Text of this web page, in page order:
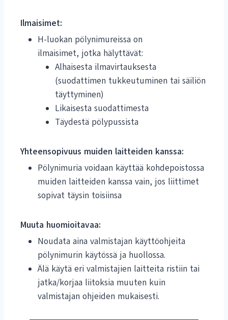
Ilmaisimet:
H-luokan pölynimureissa on
ilmaisimet, jotka hälyttävät:
Alhaisesta ilmavirtauksesta
(suodattimen tukkeutuminen tai säiliön
täyttyminen)
Likaisesta suodattimesta
Täydestä pölypussista
Yhteensopivuus muiden laitteiden kanssa:
Pölynimuria voidaan käyttää kohdepoistossa
muiden laitteiden kanssa vain, jos liittimet
sopivat täysin toisiinsa
Muuta huomioitavaa:
Noudata aina valmistajan käyttöohjeita
pölynimurin käytössä ja huollossa.
Älä käytä eri valmistajien laitteita ristiin tai
jatka/korjaa liitoksia muuten kuin
valmistajan ohjeiden mukaisesti.